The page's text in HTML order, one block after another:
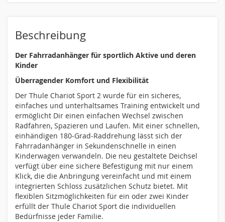
Beschreibung
Der Fahrradanhänger für sportlich Aktive und deren
Kinder
Überragender Komfort und Flexibilität
Der Thule Chariot Sport 2 wurde für ein sicheres,
einfaches und unterhaltsames Training entwickelt und
ermöglicht Dir einen einfachen Wechsel zwischen
Radfahren, Spazieren und Laufen. Mit einer schnellen,
einhändigen 180-Grad-Raddrehung lässt sich der
Fahrradanhänger in Sekundenschnelle in einen
Kinderwagen verwandeln. Die neu gestaltete Deichsel
verfügt über eine sichere Befestigung mit nur einem
Klick, die die Anbringung vereinfacht und mit einem
integrierten Schloss zusätzlichen Schutz bietet. Mit
flexiblen Sitzmöglichkeiten für ein oder zwei Kinder
erfüllt der Thule Chariot Sport die individuellen
Bedürfnisse jeder Familie.